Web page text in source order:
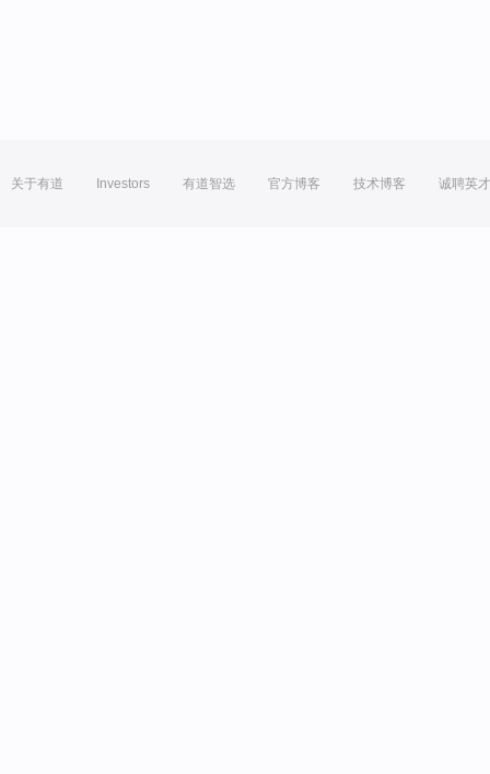
关于有道 Investors 有道智选 官方博客 技术博客 诚聘英才